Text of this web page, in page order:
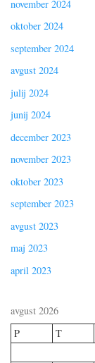
november 2024
oktober 2024
september 2024
avgust 2024
julij 2024
junij 2024
december 2023
november 2023
oktober 2023
september 2023
avgust 2023
maj 2023
april 2023
avgust 2026
P
T